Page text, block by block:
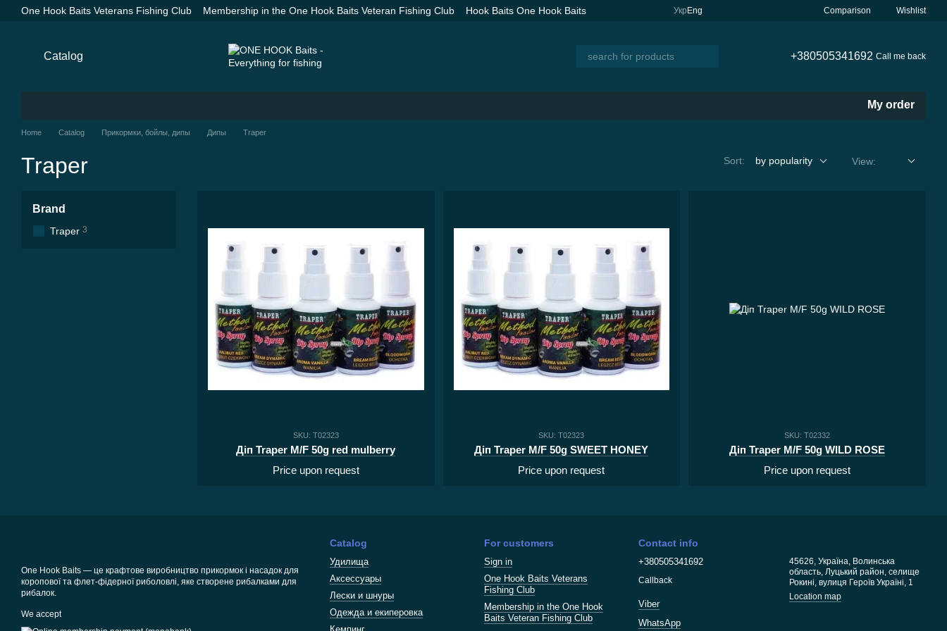
Skip to main content
One Hook Baits Veterans Fishing Club Membership in the One Hook Baits Veteran Fishing Club
Hook Baits One Hook Baits
Укр Eng Comparison Wishlist
Catalog +380505341692 Call me back
My order
Home Catalog Прикормки, бойлы, дипы Дипы Traper
Traper Sort: by popularity View:
SKU: T02323
Діп Traper M/F 50g red mulberry
Price upon request
SKU: T02323
Діп Traper M/F 50g SWEET HONEY
Price upon request
SKU: T02332
Діп Traper M/F 50g WILD ROSE
Price upon request
Brand
Traper 3
One Hook Baits — це крафтове виробництво прикормок і насадок для
коропової та флет-фідерної риболовлі, яке створене рибалками для
рибалок.
We accept
Catalog
Удилища
Аксессуары
Лески и шнуры
Одежда и екиперовка
For customers
Sign in
One Hook Baits Veterans
Fishing Club
Membership in the One Hook
Baits Veteran Fishing Club
Contact info
+380505341692
Callback
Viber
WhatsApp
45626, Україна, Волинська
область, Луцький район, селище
Рокині, вулиця Героїв Україні, 1
Location map